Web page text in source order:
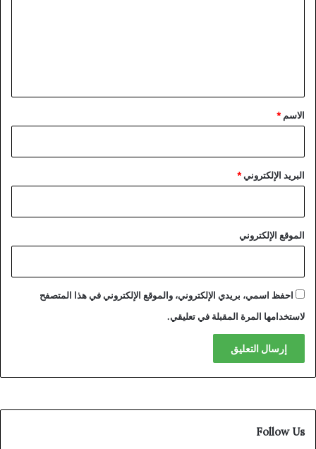
*
الاسم *
البريد الإلكتروني*
الموقع الإلكتروني
احفظ اسمي، بريدي الإلكتروني، والموقع الإلكتروني في هذا المتصفح
لاستخدامها المرة المقبلة في تعليقي.
Follow Us